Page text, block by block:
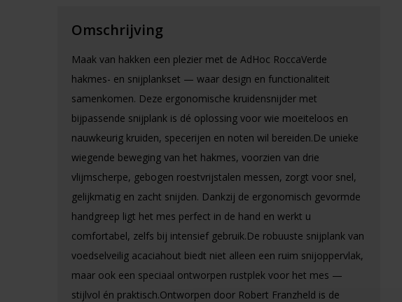
Omschrijving
Maak van hakken een plezier met de AdHoc RoccaVerde
hakmes- en snijplankset — waar design en functionaliteit
samenkomen. Deze ergonomische kruidensnijder met
bijpassende snijplank is dé oplossing voor wie moeiteloos en
nauwkeurig kruiden, specerijen en noten wil bereiden.De unieke
wiegende beweging van het hakmes, voorzien van drie
vlijmscherpe, gebogen roestvrijstalen messen, zorgt voor snel,
gelijkmatig en zacht snijden. Dankzij de ergonomisch gevormde
handgreep ligt het mes perfect in de hand en werkt u
comfortabel, zelfs bij intensief gebruik.De robuuste snijplank van
voedselveilig acaciahout biedt niet alleen een ruim snijoppervlak,
maar ook een speciaal ontworpen rustplek voor het mes —
stijlvol én praktisch.Ontworpen door Robert Franzheld is de